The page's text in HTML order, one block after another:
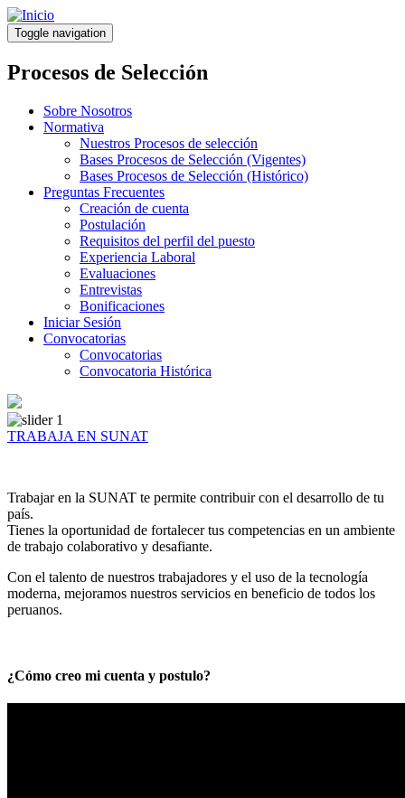
Pasar
al
contenido
principal
Toggle navigation
Procesos de Selección
Sobre Nosotros
Normativa
Nuestros Procesos de selección
Bases Procesos de Selección (Vigentes)
Bases Procesos de Selección (Histórico)
Preguntas Frecuentes
Creación de cuenta
Postulación
Requisitos del perfil del puesto
Experiencia Laboral
Evaluaciones
Entrevistas
Bonificaciones
Iniciar Sesión
Convocatorias
Convocatorias
Convocatoria Histórica
TRABAJA EN SUNAT
Trabajar en la SUNAT te permite contribuir con el desarrollo de tu
país.
Tienes la oportunidad de fortalecer tus competencias en un ambiente
de trabajo colaborativo y desafiante.
Con el talento de nuestros trabajadores y el uso de la tecnología
moderna, mejoramos nuestros servicios en beneficio de todos los
peruanos.
¿Cómo creo mi cuenta y postulo?